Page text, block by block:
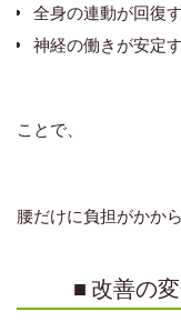
全身の連動が回復
神経の働きが安定
ことで、
腰だけに負担がかか
■ 改善の